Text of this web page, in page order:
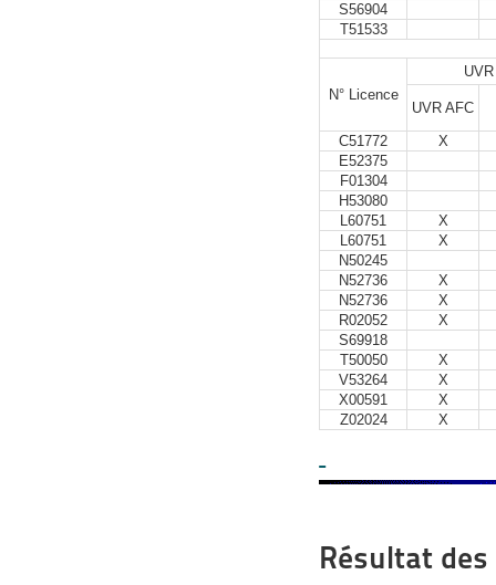
S56904
T51533
N° Licence
UVR
UVR AFC
C51772
X
E52375
F01304
H53080
L60751
X
L60751
X
N50245
N52736
X
N52736
X
R02052
X
S69918
T50050
X
V53264
X
X00591
X
Z02024
X
Résultat